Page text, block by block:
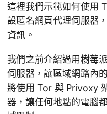
這裡我們示範如何使用
設匿名網頁代理伺服器
資訊。
我們之前介紹過用樹莓
伺服器 ，讓區域網路內
將使用 Tor 與 Privoxy
器，讓任何地點的電腦